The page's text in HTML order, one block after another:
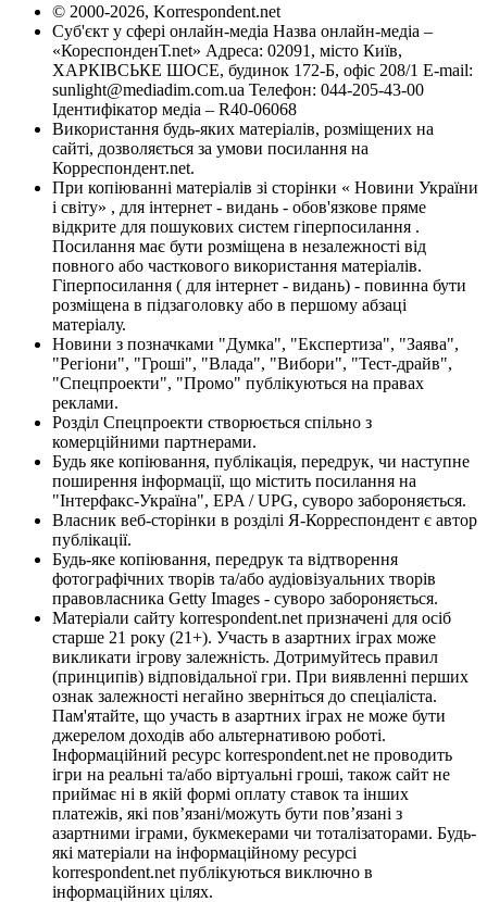
© 2000-2026, Korrespondent.net
Суб'єкт у сфері онлайн-медіа Назва онлайн-медіа –
«КореспонденТ.net» Адреса: 02091, місто Київ,
ХАРКІВСЬКЕ ШОСЕ, будинок 172-Б, офіс 208/1 E-mail:
sunlight@mediadim.com.ua Телефон: 044-205-43-00
Ідентифікатор медіа – R40-06068
Використання будь-яких матеріалів, розміщених на
сайті, дозволяється за умови посилання на
Корреспондент.net.
При копіюванні матеріалів зі сторінки « Новини України
і світу» , для інтернет - видань - обов'язкове пряме
відкрите для пошукових систем гіперпосилання .
Посилання має бути розміщена в незалежності від
повного або часткового використання матеріалів.
Гіперпосилання ( для інтернет - видань) - повинна бути
розміщена в підзаголовку або в першому абзаці
матеріалу.
Новини з позначками "Думка", "Експертиза", "Заява",
"Регіони", "Гроші", "Влада", "Вибори", "Тест-драйв",
"Спецпроекти", "Промо" публікуються на правах
реклами.
Розділ Спецпроекти створюється спільно з
комерційними партнерами.
Будь яке копіювання, публікація, передрук, чи наступне
поширення інформації, що містить посилання на
"Інтерфакс-Україна", EPA / UPG, суворо забороняється.
Власник веб-сторінки в розділі Я-Корреспондент є автор
публікації.
Будь-яке копіювання, передрук та відтворення
фотографічних творів та/або аудіовізуальних творів
правовласника Getty Images - суворо забороняється.
Матеріали сайту korrespondent.net призначені для осіб
старше 21 року (21+). Участь в азартних іграх може
викликати ігрову залежність. Дотримуйтесь правил
(принципів) відповідальної гри. При виявленні перших
ознак залежності негайно зверніться до спеціаліста.
Пам'ятайте, що участь в азартних іграх не може бути
джерелом доходів або альтернативою роботі.
Інформаційний ресурс korrespondent.net не проводить
ігри на реальні та/або віртуальні гроші, також сайт не
приймає ні в якій формі оплату ставок та інших
платежів, які пов’язані/можуть бути пов’язані з
азартними іграми, букмекерами чи тоталізаторами. Будь-
які матеріали на інформаційному ресурсі
korrespondent.net публікуються виключно в
інформаційних цілях.